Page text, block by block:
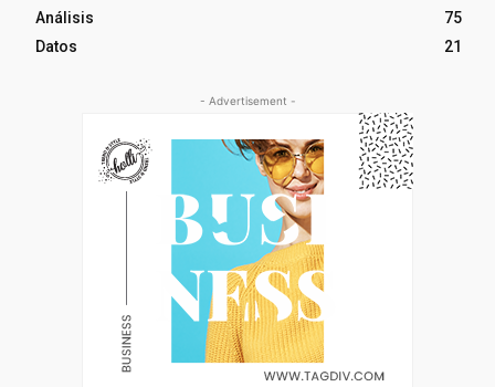
Análisis
75
Datos
21
- Advertisement -